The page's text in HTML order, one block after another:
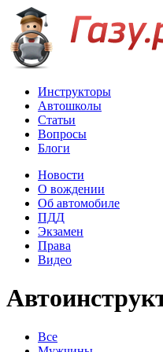
Инструкторы
Автошколы
Статьи
Вопросы
Блоги
Новости
О вождении
Об автомобиле
ПДД
Экзамен
Права
Видео
Все